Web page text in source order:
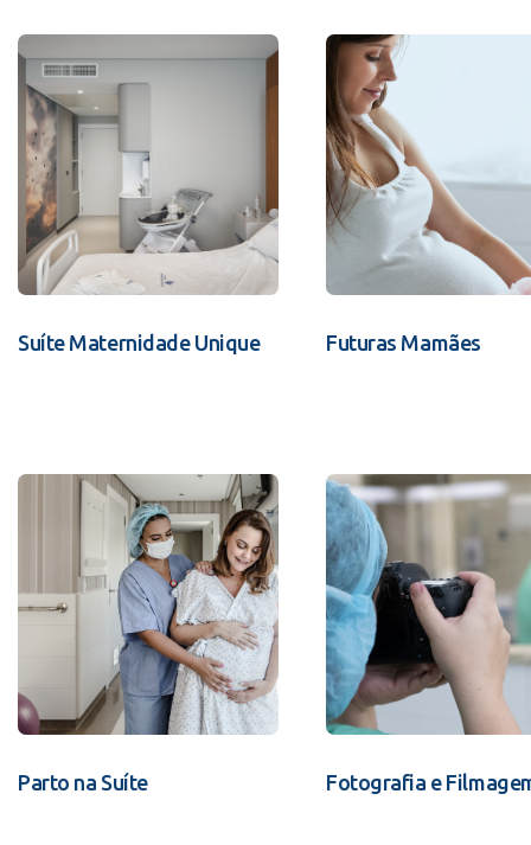
Suíte Maternidade Unique Futuras Mamães
Parto na Suíte Fotografia e